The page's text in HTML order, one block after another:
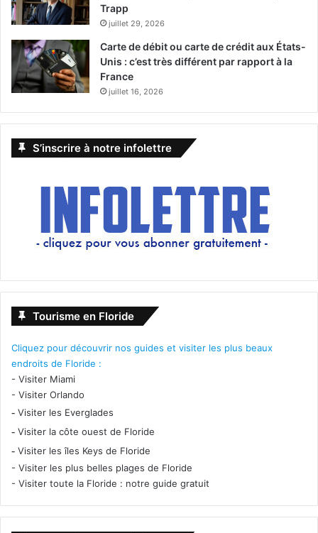
Trapp
juillet 29, 2026
Carte de débit ou carte de crédit aux États-
Unis : c’est très différent par rapport à la
France
juillet 16, 2026
S’inscrire à notre infolettre
Tourisme en Floride
Cliquez pour découvrir nos guides et visiter les plus beaux
endroits de Floride :
- Visiter Miami
- Visiter Orlando
- Visiter les Everglades
- Visiter la côte ouest de Floride
- Visiter les îles Keys de Floride
- Visiter les plus belles plages de Floride
- Visiter toute la Floride : notre guide gratuit